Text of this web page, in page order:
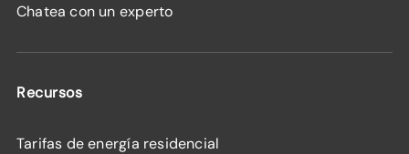
Chatea con un experto
Recursos
Tarifas de energía residencial